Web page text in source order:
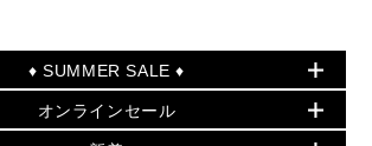
♦ SUMMER SALE ♦
セールおすすめアイテム
オンラインセール